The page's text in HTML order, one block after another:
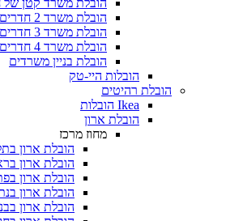
הובלת משרד קטן
הובלת משרד 2 חדרים
הובלת משרד 3 חדרים
הובלת משרד 4 חדרים
הובלת בניין משרדים
הובלות היי-טק
הובלת רהיטים
Ikea הובלות
הובלת ארון
מחוז מרכז
הובלת ארון
הובלת ארון
הובלת ארון
הובלת ארון
הובלת ארון